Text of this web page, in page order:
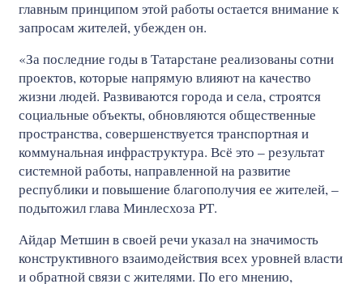
главным принципом этой работы остается внимание к
запросам жителей, убежден он.
«За последние годы в Татарстане реализованы сотни
проектов, которые напрямую влияют на качество
жизни людей. Развиваются города и села, строятся
социальные объекты, обновляются общественные
пространства, совершенствуется транспортная и
коммунальная инфраструктура. Всё это – результат
системной работы, направленной на развитие
республики и повышение благополучия ее жителей, –
подытожил глава Минлесхоза РТ.
Айдар Метшин в своей речи указал на значимость
конструктивного взаимодействия всех уровней власти
и обратной связи с жителями. По его мнению,